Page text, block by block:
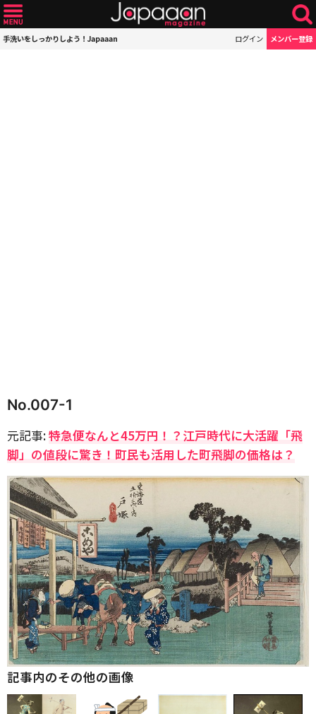
手洗いをしっかりしよう！Japaaan ログイン メンバー登録
No.007-1
元記事:特急便なんと45万円！？江戸時代に大活躍「飛
脚」の値段に驚き！町民も活用した町飛脚の価格は？
記事内のその他の画像